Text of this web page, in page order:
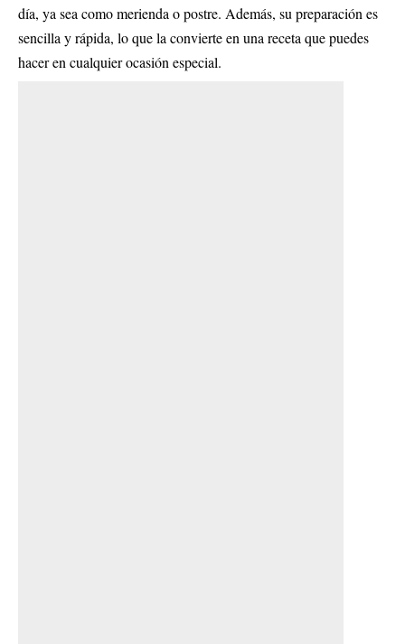
día, ya sea como merienda o postre. Además, su preparación es
sencilla y rápida, lo que la convierte en una receta que puedes
hacer en cualquier ocasión especial.